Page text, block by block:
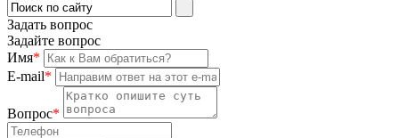
Задать вопрос
Задайте вопрос
Имя*
E-mail*
Вопрос*